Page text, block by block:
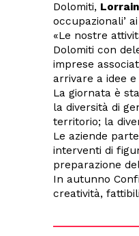
Dolomiti,
occupazionali’
«Le nostre
Dolomiti con
imprese
arrivare a idee
La giornata è
la diversità di
territorio; la
Le aziende
interventi di
preparazione
In autunno
creatività,